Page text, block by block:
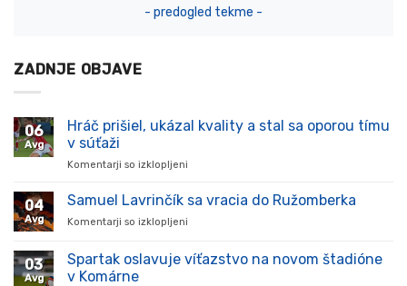
- predogled tekme -
ZADNJE OBJAVE
06
Avg
Hráč prišiel, ukázal kvality a stal sa oporou tímu
v súťaži
Komentarji so izklopljeni
prišiel,
stal
04
Avg
Samuel Lavrinčík sa vracia do Ružomberka
Komentarji so izklopljeni
Lavrinčík
sa
03
Avg
Spartak oslavuje víťazstvo na novom štadióne
v Komárne